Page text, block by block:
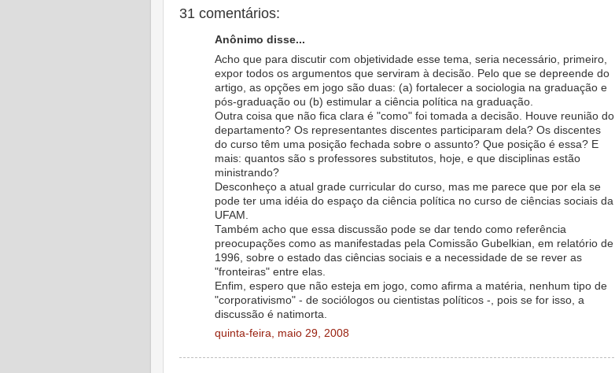
31 comentários:
Anônimo disse...
Acho que para discutir com objetividade esse tema, seria necessário, primeiro,
expor todos os argumentos que serviram à decisão. Pelo que se depreende do
artigo, as opções em jogo são duas: (a) fortalecer a sociologia na graduação e
pós-graduação ou (b) estimular a ciência política na graduação.
Outra coisa que não fica clara é "como" foi tomada a decisão. Houve reunião do
departamento? Os representantes discentes participaram dela? Os discentes
do curso têm uma posição fechada sobre o assunto? Que posição é essa? E
mais: quantos são s professores substitutos, hoje, e que disciplinas estão
ministrando?
Desconheço a atual grade curricular do curso, mas me parece que por ela se
pode ter uma idéia do espaço da ciência política no curso de ciências sociais da
UFAM.
Também acho que essa discussão pode se dar tendo como referência
preocupações como as manifestadas pela Comissão Gubelkian, em relatório de
1996, sobre o estado das ciências sociais e a necessidade de se rever as
"fronteiras" entre elas.
Enfim, espero que não esteja em jogo, como afirma a matéria, nenhum tipo de
"corporativismo" - de sociólogos ou cientistas políticos -, pois se for isso, a
discussão é natimorta.
quinta-feira, maio 29, 2008